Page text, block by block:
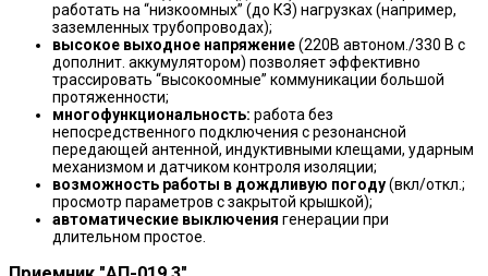
работать на “низкоомных” (до КЗ) нагрузках (например,
заземленных трубопроводах);
высокое выходное напряжение(220В автоном./330 В с
дополнит. аккумулятором) позволяет эффективно
трассировать “высокоомные” коммуникации большой
протяженности;
многофункциональность: работа без
непосредственного подключения с резонансной
передающей антенной, индуктивными клещами, ударным
механизмом и датчиком контроля изоляции;
возможность работы в дождливую погоду(вкл/откл.;
просмотр параметров с закрытой крышкой);
автоматические выключения генерации при
длительном простое.